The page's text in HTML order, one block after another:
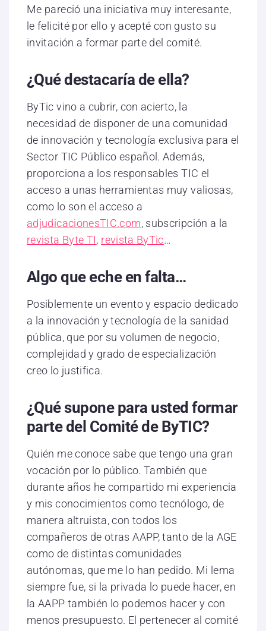
Me pareció una iniciativa muy interesante,
le felicité por ello y acepté con gusto su
invitación a formar parte del comité.
¿Qué destacaría de ella?
ByTic vino a cubrir, con acierto, la
necesidad de disponer de una comunidad
de innovación y tecnología exclusiva para el
Sector TIC Público español. Además,
proporciona a los responsables TIC el
acceso a unas herramientas muy valiosas,
como lo son el acceso a
adjudicacionesTIC.com, subscripción a la
revista Byte TI, revista ByTic…
Algo que eche en falta…
Posiblemente un evento y espacio dedicado
a la innovación y tecnología de la sanidad
pública, que por su volumen de negocio,
complejidad y grado de especialización
creo lo justifica.
¿Qué supone para usted formar
parte del Comité de ByTIC?
Quién me conoce sabe que tengo una gran
vocación por lo público. También que
durante años he compartido mi experiencia
y mis conocimientos como tecnólogo, de
manera altruista, con todos los
compañeros de otras AAPP, tanto de la AGE
como de distintas comunidades
autónomas, que me lo han pedido. Mi lema
siempre fue, si la privada lo puede hacer, en
la AAPP también lo podemos hacer y con
menos presupuesto. El pertenecer al comité